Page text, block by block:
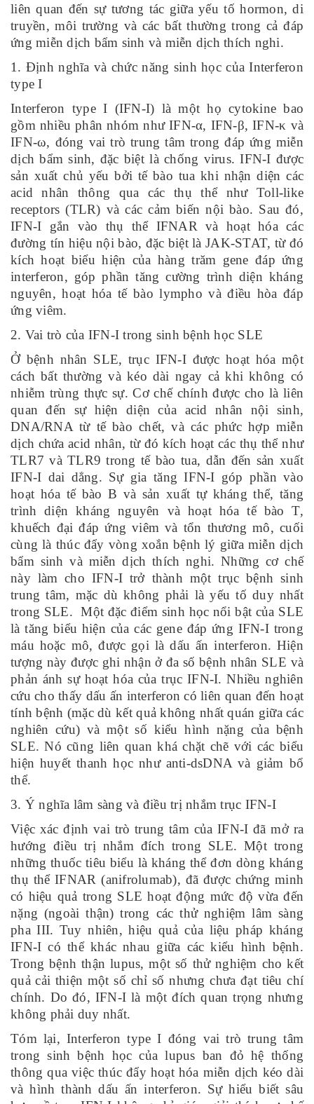
liên quan đến sự tương tác giữa yếu tố hormon, di
truyền, môi trường và các bất thường trong cả đáp
ứng miễn dịch bẩm sinh và miễn dịch thích nghi.
1. Định nghĩa và chức năng sinh học của Interferon
type I
Interferon type I (IFN-I) là một họ cytokine bao
gồm nhiều phân nhóm như IFN-α, IFN-β, IFN-κ và
IFN-ω, đóng vai trò trung tâm trong đáp ứng miễn
dịch bẩm sinh, đặc biệt là chống virus. IFN-I được
sản xuất chủ yếu bởi tế bào tua khi nhận diện các
acid nhân thông qua các thụ thể như Toll-like
receptors (TLR) và các cảm biến nội bào. Sau đó,
IFN-I gắn vào thụ thể IFNAR và hoạt hóa các
đường tín hiệu nội bào, đặc biệt là JAK-STAT, từ đó
kích hoạt biểu hiện của hàng trăm gene đáp ứng
interferon, góp phần tăng cường trình diện kháng
nguyên, hoạt hóa tế bào lympho và điều hòa đáp
ứng viêm.
2. Vai trò của IFN-I trong sinh bệnh học SLE
Ở bệnh nhân SLE, trục IFN-I được hoạt hóa một
cách bất thường và kéo dài ngay cả khi không có
nhiễm trùng thực sự. Cơ chế chính được cho là liên
quan đến sự hiện diện của acid nhân nội sinh,
DNA/RNA từ tế bào chết, và các phức hợp miễn
dịch chứa acid nhân, từ đó kích hoạt các thụ thể như
TLR7 và TLR9 trong tế bào tua, dẫn đến sản xuất
IFN-I dai dẳng. Sự gia tăng IFN-I góp phần vào
hoạt hóa tế bào B và sản xuất tự kháng thể, tăng
trình diện kháng nguyên và hoạt hóa tế bào T,
khuếch đại đáp ứng viêm và tổn thương mô, cuối
cùng là thúc đẩy vòng xoắn bệnh lý giữa miễn dịch
bẩm sinh và miễn dịch thích nghi. Những cơ chế
này làm cho IFN-I trở thành một trục bệnh sinh
trung tâm, mặc dù không phải là yếu tố duy nhất
trong SLE. Một đặc điểm sinh học nổi bật của SLE
là tăng biểu hiện của các gene đáp ứng IFN-I trong
máu hoặc mô, được gọi là dấu ấn interferon. Hiện
tượng này được ghi nhận ở đa số bệnh nhân SLE và
phản ánh sự hoạt hóa của trục IFN-I. Nhiều nghiên
cứu cho thấy dấu ấn interferon có liên quan đến hoạt
tính bệnh (mặc dù kết quả không nhất quán giữa các
nghiên cứu) và một số kiểu hình nặng của bệnh
SLE. Nó cũng liên quan khá chặt chẽ với các biểu
hiện huyết thanh học như anti-dsDNA và giảm bổ
thể.
3. Ý nghĩa lâm sàng và điều trị nhắm trục IFN-I
Việc xác định vai trò trung tâm của IFN-I đã mở ra
hướng điều trị nhắm đích trong SLE. Một trong
những thuốc tiêu biểu là kháng thể đơn dòng kháng
thụ thể IFNAR (anifrolumab), đã được chứng minh
có hiệu quả trong SLE hoạt động mức độ vừa đến
nặng (ngoài thận) trong các thử nghiệm lâm sàng
pha III. Tuy nhiên, hiệu quả của liệu pháp kháng
IFN-I có thể khác nhau giữa các kiểu hình bệnh.
Trong bệnh thận lupus, một số thử nghiệm cho kết
quả cải thiện một số chỉ số nhưng chưa đạt tiêu chí
chính. Do đó, IFN-I là một đích quan trọng nhưng
không phải duy nhất.
Tóm lại, Interferon type I đóng vai trò trung tâm
trong sinh bệnh học của lupus ban đỏ hệ thống
thông qua việc thúc đẩy hoạt hóa miễn dịch kéo dài
và hình thành dấu ấn interferon. Sự hiểu biết sâu